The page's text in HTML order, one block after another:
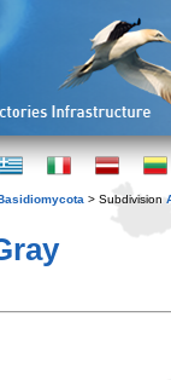
> Subdivision